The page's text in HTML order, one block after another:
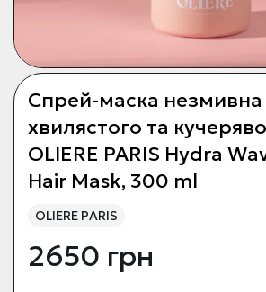
Спрей-маска
хвилястого та
OLIERE PARIS Hydra
Hair Mask, 300 ml
OLIERE PARIS
2650 грн